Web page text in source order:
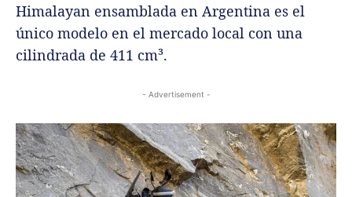
Himalayan ensamblada en Argentina es el
único modelo en el mercado local con una
cilindrada de 411 cm³.
- Advertisement -